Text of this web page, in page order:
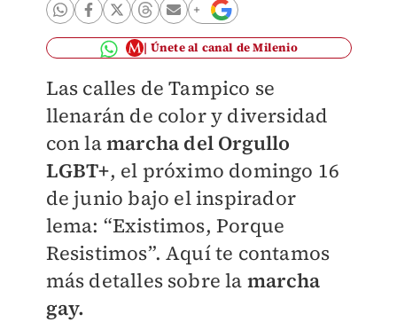
Únete al canal de Milenio
Las calles de Tampico se
llenarán de color y diversidad
con lamarcha del Orgullo
LGBT+, el próximo domingo 16
de juniobajo el inspirador
lema: “Existimos, Porque
Resistimos”. Aquí te contamos
más detalles sobre la marcha
gay.